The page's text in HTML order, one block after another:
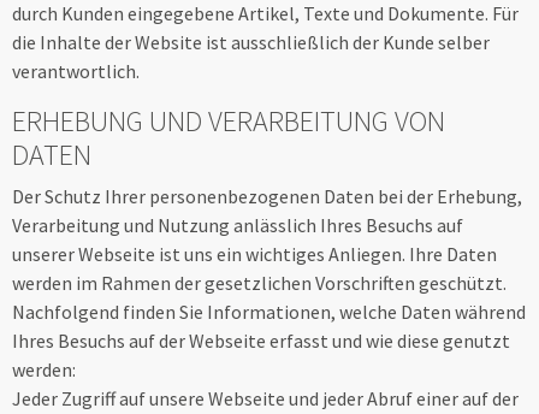
durch Kunden eingegebene Artikel, Texte und Dokumente. Für
die Inhalte der Website ist ausschließlich der Kunde selber
verantwortlich.
ERHEBUNG UND VERARBEITUNG VON
DATEN
Der Schutz Ihrer personenbezogenen Daten bei der Erhebung,
Verarbeitung und Nutzung anlässlich Ihres Besuchs auf
unserer Webseite ist uns ein wichtiges Anliegen. Ihre Daten
werden im Rahmen der gesetzlichen Vorschriften geschützt.
Nachfolgend finden Sie Informationen, welche Daten während
Ihres Besuchs auf der Webseite erfasst und wie diese genutzt
werden:
Jeder Zugriff auf unsere Webseite und jeder Abruf einer auf der